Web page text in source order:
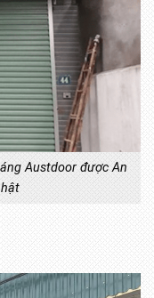
Austdoor được An